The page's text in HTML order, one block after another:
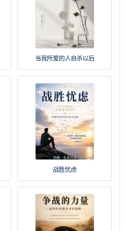
当我所爱的人自杀以后
战胜忧虑